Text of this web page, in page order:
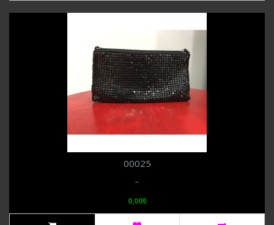
00025
..
0,00₺